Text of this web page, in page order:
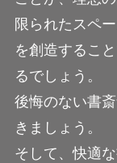
限られたスペ
を創造すること
るでしょう。
後悔のない書
きましょう。
そして、快適